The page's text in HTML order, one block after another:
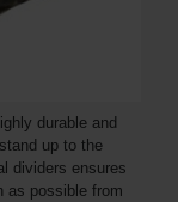
durable and
up to the
dividers ensures
as possible from